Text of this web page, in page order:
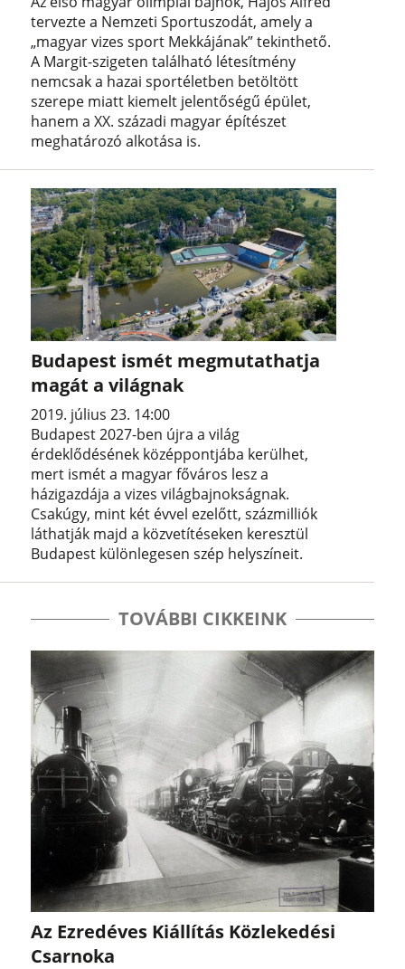
tervezte a Nemzeti Sportuszodát, amely a
„magyar vizes sport Mekkájának” tekinthető.
A Margit-szigeten található létesítmény
nemcsak a hazai sportéletben betöltött
szerepe miatt kiemelt jelentőségű épület,
hanem a XX. századi magyar építészet
meghatározó alkotása is.
Budapest ismét megmutathatja
magát a világnak
2019. július 23. 14:00
Budapest 2027-ben újra a világ
érdeklődésének középpontjába kerülhet,
mert ismét a magyar főváros lesz a
házigazdája a vizes világbajnokságnak.
Csakúgy, mint két évvel ezelőtt, százmilliók
láthatják majd a közvetítéseken keresztül
Budapest különlegesen szép helyszíneit.
TOVÁBBI CIKKEINK
Az Ezredéves Kiállítás Közlekedési
Csarnoka